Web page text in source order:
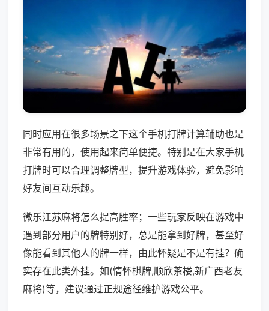
同时应用在很多场景之下这个手机打牌计算辅助也是
非常有用的，使用起来简单便捷。特别是在大家手机
打牌时可以合理调整牌型，提升游戏体验，避免影响
好友间互动乐趣。
微乐江苏麻将怎么提高胜率；一些玩家反映在游戏中
遇到部分用户的牌特别好，总是能拿到好牌，甚至好
像能看到其他人的牌一样，由此怀疑是不是有挂？确
实存在此类外挂。如(情怀棋牌,顺欣茶楼,新广西老友
麻将)等，建议通过正规途径维护游戏公平。